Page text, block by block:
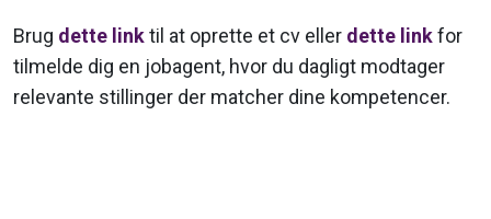
Brug dette linktil at oprette et cv eller dette linkfor
tilmelde dig en jobagent, hvor du dagligt modtager
relevante stillinger der matcher dine kompetencer.